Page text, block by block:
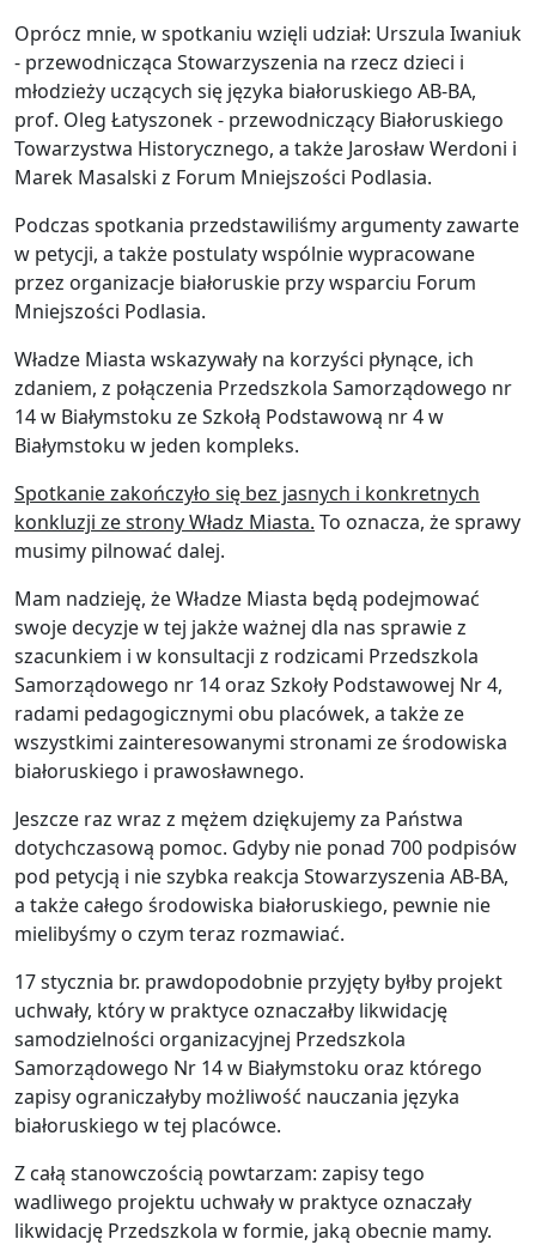
Oprócz mnie, w spotkaniu wzięli udział: Urszula Iwaniuk
- przewodnicząca Stowarzyszenia na rzecz dzieci i
młodzieży uczących się języka białoruskiego AB-BA,
prof. Oleg Łatyszonek - przewodniczący Białoruskiego
Towarzystwa Historycznego, a także Jarosław Werdoni i
Marek Masalski z Forum Mniejszości Podlasia.
Podczas spotkania przedstawiliśmy argumenty zawarte
w petycji, a także postulaty wspólnie wypracowane
przez organizacje białoruskie przy wsparciu Forum
Mniejszości Podlasia.
Władze Miasta wskazywały na korzyści płynące, ich
zdaniem, z połączenia Przedszkola Samorządowego nr
14 w Białymstoku ze Szkołą Podstawową nr 4 w
Białymstoku w jeden kompleks.
Spotkanie zakończyło się bez jasnych i konkretnych
konkluzji ze strony Władz Miasta. To oznacza, że sprawy
musimy pilnować dalej.
Mam nadzieję, że Władze Miasta będą podejmować
swoje decyzje w tej jakże ważnej dla nas sprawie z
szacunkiem i w konsultacji z rodzicami Przedszkola
Samorządowego nr 14 oraz Szkoły Podstawowej Nr 4,
radami pedagogicznymi obu placówek, a także ze
wszystkimi zainteresowanymi stronami ze środowiska
białoruskiego i prawosławnego.
Jeszcze raz wraz z mężem dziękujemy za Państwa
dotychczasową pomoc. Gdyby nie ponad 700 podpisów
pod petycją i nie szybka reakcja Stowarzyszenia AB-BA,
a także całego środowiska białoruskiego, pewnie nie
mielibyśmy o czym teraz rozmawiać.
17 stycznia br. prawdopodobnie przyjęty byłby projekt
uchwały, który w praktyce oznaczałby likwidację
samodzielności organizacyjnej Przedszkola
Samorządowego Nr 14 w Białymstoku oraz którego
zapisy ograniczałyby możliwość nauczania języka
białoruskiego w tej placówce.
Z całą stanowczością powtarzam: zapisy tego
wadliwego projektu uchwały w praktyce oznaczały
likwidację Przedszkola w formie, jaką obecnie mamy.